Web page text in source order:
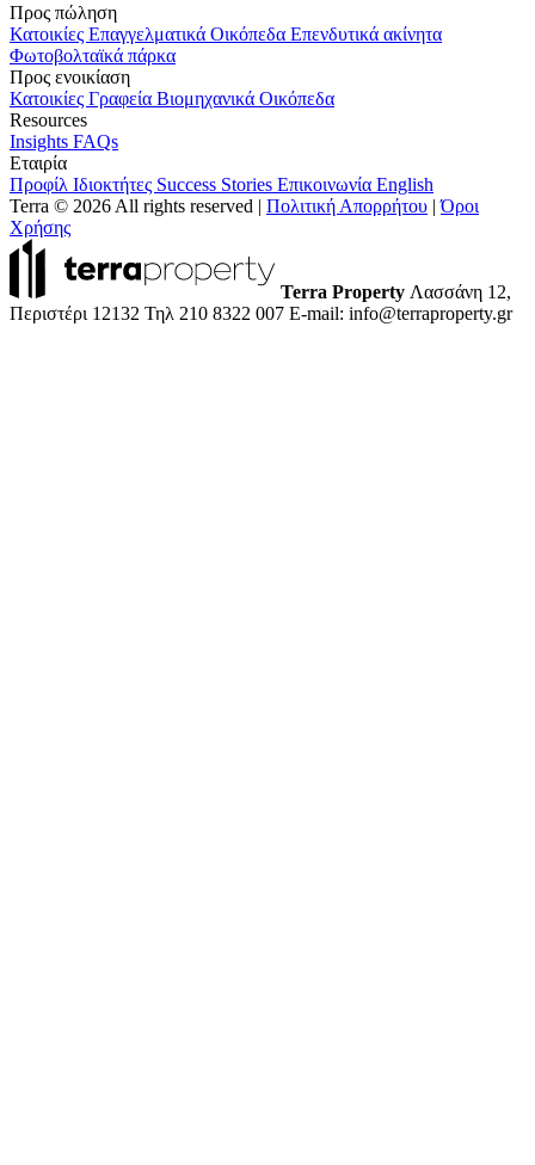
Προς πώληση
Κατοικίες Επαγγελματικά Οικόπεδα Επενδυτικά ακίνητα
Φωτοβολταϊκά πάρκα
Προς ενοικίαση
Κατοικίες Γραφεία Βιομηχανικά Οικόπεδα
Resources
Insights FAQs
Εταιρία
Προφίλ Ιδιοκτήτες Success Stories Επικοινωνία English
Terra © 2026 All rights reserved | Πολιτική Απορρήτου |Όροι
Χρήσης
Terra Property Λασσάνη 12,
Περιστέρι 12132 Τηλ 210 8322 007 E-mail: info@terraproperty.gr